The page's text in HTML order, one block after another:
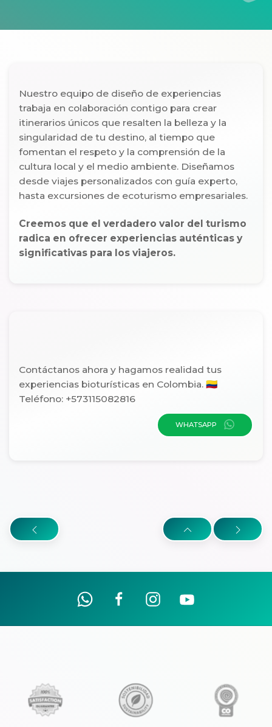
Nuestro equipo de diseño de experiencias
trabaja en colaboración contigo para crear
itinerarios únicos que resalten la belleza y la
singularidad de tu destino, al tiempo que
fomentan el respeto y la comprensión de la
cultura local y el medio ambiente. Diseñamos
desde viajes personalizados con guía experto,
hasta excursiones de ecoturismo empresariales.
Creemos que el verdadero valor del turismo
radica en ofrecer experiencias auténticas y
significativas para los viajeros.
Contáctanos ahora y hagamos realidad tus
experiencias bioturísticas en Colombia. 🇨🇴
Teléfono: +573115082816
WHATSAPP